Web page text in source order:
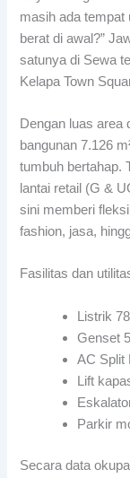
masih ada tempat
berat di awal?”
satunya di Sewa
Kelapa Town
Dengan luas area
bangunan 7.126
tumbuh bertahap.
lantai retail (G &
sini memberi
fashion, jasa,
Fasilitas dan
Listrik
Genset
AC Split
Lift
Parkir
Secara data